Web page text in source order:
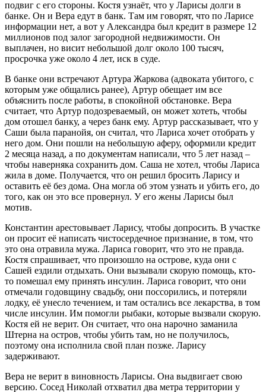
подвиг с его стороны. Костя узнаёт, что у Ларисы долги в
банке. Он и Вера едут в банк. Там им говорят, что по Ларисе
информации нет, а вот у Александра был кредит в размере 12
миллионов под залог загородной недвижимости. Он
выплачен, но висит небольшой долг около 100 тысяч,
просрочка уже около 4 лет, иск в суде.
В банке они встречают Артура Жаркова (адвоката убитого, с
которым уже общались ранее), Артур обещает им все
объяснить после работы, в спокойной обстановке. Вера
считает, что Артур подозреваемый, он может хотеть, чтобы
дом отошел банку, а через банк ему. Артур рассказывает, что у
Саши была паранойя, он считал, что Лариса хочет отобрать у
него дом. Они пошли на небольшую аферу, оформили кредит
2 месяца назад, а по документам написали, что 5 лет назад –
чтобы наверняка сохранить дом. Саша не хотел, чтобы Лариса
жила в доме. Получается, что он решил бросить Ларису и
оставить её без дома. Она могла об этом узнать и убить его, до
того, как он это все провернул. У его жены Ларисы был
мотив.
Константин арестовывает Ларису, чтобы допросить. В участке
он просит её написать чистосердечное признание, в том, что
это она отравила мужа. Лариса говорит, что это не правда.
Костя спрашивает, что произошло на острове, куда они с
Сашей ездили отдыхать. Они вызывали скорую помощь, кто-
то помешал ему принять инсулин. Лариса говорит, что они
отмечали годовщину свадьбу, они поссорились, и потеряли
лодку, её унесло течением, и там остались все лекарства, в том
числе инсулин. Им помогли рыбаки, которые вызвали скорую.
Костя ей не верит. Он считает, что она нарочно заманила
Штерна на остров, чтобы убить там, но не получилось,
поэтому она исполнила свой план позже. Ларису
задерживают.
Вера не верит в виновность Ларисы. Она выдвигает свою
версию. Сосед Николай отхватил два метра территории у